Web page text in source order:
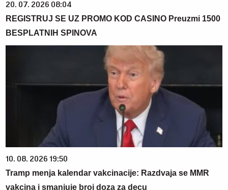
20. 07. 2026 08:04
REGISTRUJ SE UZ PROMO KOD CASINO Preuzmi 1500
BESPLATNIH SPINOVA
10. 08. 2026 19:50
Tramp menja kalendar vakcinacije: Razdvaja se MMR
vakcina i smanjuje broj doza za decu